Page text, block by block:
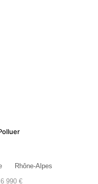
Rhône-Alpes
990 €